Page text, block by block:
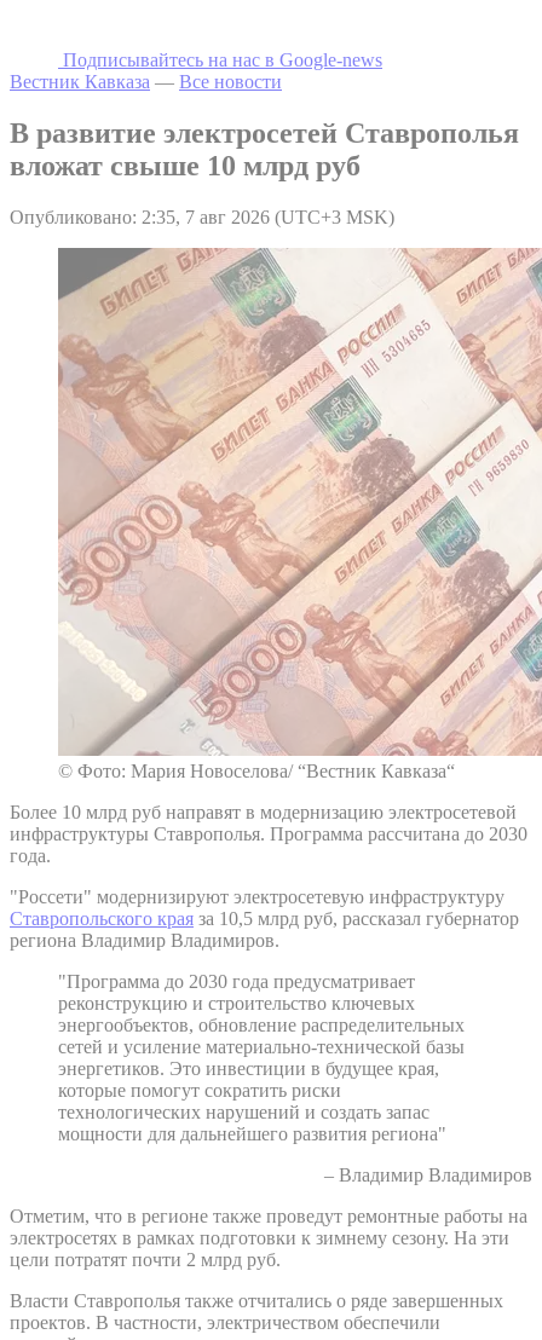
Подписывайтесь на наc в Google-news
Вестник Кавказа — Все новости
В развитие электросетей Ставрополья
вложат свыше 10 млрд руб
Опубликовано: 2:35, 7 авг 2026 (UTC+3 MSK)
© Фото: Мария Новоселова/ “Вестник Кавказа“
Более 10 млрд руб направят в модернизацию электросетевой
инфраструктуры Ставрополья. Программа рассчитана до 2030
года.
"Россети" модернизируют электросетевую инфраструктуру
Ставропольского края за 10,5 млрд руб, рассказал губернатор
региона Владимир Владимиров.
"Программа до 2030 года предусматривает
реконструкцию и строительство ключевых
энергообъектов, обновление распределительных
сетей и усиление материально-технической базы
энергетиков. Это инвестиции в будущее края,
которые помогут сократить риски
технологических нарушений и создать запас
мощности для дальнейшего развития региона"
– Владимир Владимиров
Отметим, что в регионе также проведут ремонтные работы на
электросетях в рамках подготовки к зимнему сезону. На эти
цели потратят почти 2 млрд руб.
Власти Ставрополья также отчитались о ряде завершенных
проектов. В частности, электричеством обеспечили